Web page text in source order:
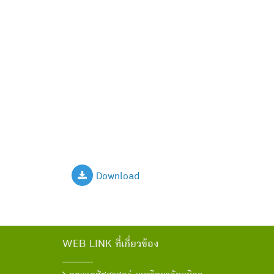
Download
WEB LINK ที่เกี่ยวข้อง